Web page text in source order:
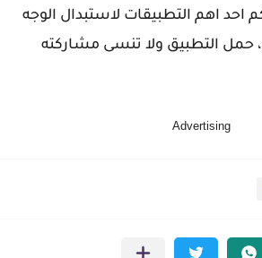
احد اهم التطبيقات لاستبدال الوجه
حمل التطبيق ولا تنسى مشاركته
Advertising